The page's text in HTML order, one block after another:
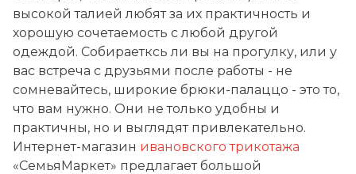
высокой талией любят за их практичность и
хорошую сочетаемость с любой другой
одеждой. Собираетксь ли вы на прогулку, или у
вас встреча с друзьями после работы - не
сомневайтесь, широкие брюки-палаццо - это то,
что вам нужно. Они не только удобны и
практичны, но и выглядят привлекательно.
Интернет-магазин ивановского трикотажа
«СемьяМаркет» предлагает большой